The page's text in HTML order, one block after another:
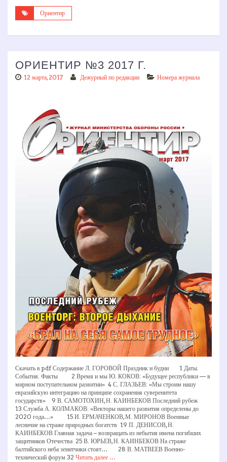
Ориентир
ОРИЕНТИР №3 2017 Г.
12 марта, 2017 Дежурный по редакции Номера журнала
Скачать в pdf Содержание Л. ГОРОВОЙ Праздник и будни 1 Даты.
События. Факты 2 Время и мы Ю. КОКОВ: «Будущее республики — в
мирном поступательном развитии» 4 С. ГЛАЗЬЕВ: «Мы строим нашу
евразийскую интеграцию на принципе сохранения суверенитета
государств» 9 В. САМОТОХИН, Н. КАИНБЕКОВ Последний рубеж
13 Служба А. КОЛМАКОВ: «Векторы нашего развития определены до
2020 года…» 15 И. ЕРМАЧЕНКОВ, М. МИРОНОВ Военные
лесничие на страже природных богатств 19 П. ДЕНИСОВ, Н.
КАИНБЕКОВ Главная задача – возвращать из небытия имена погибших
защитников Отечества 25 В. ЮРЬЕВ, Н. КАИНБЕКОВ На страже
балтийского неба зенитчики стоят… 28 В. МАТВЕЕВ Военно-
технический форум 32 Читать далее …